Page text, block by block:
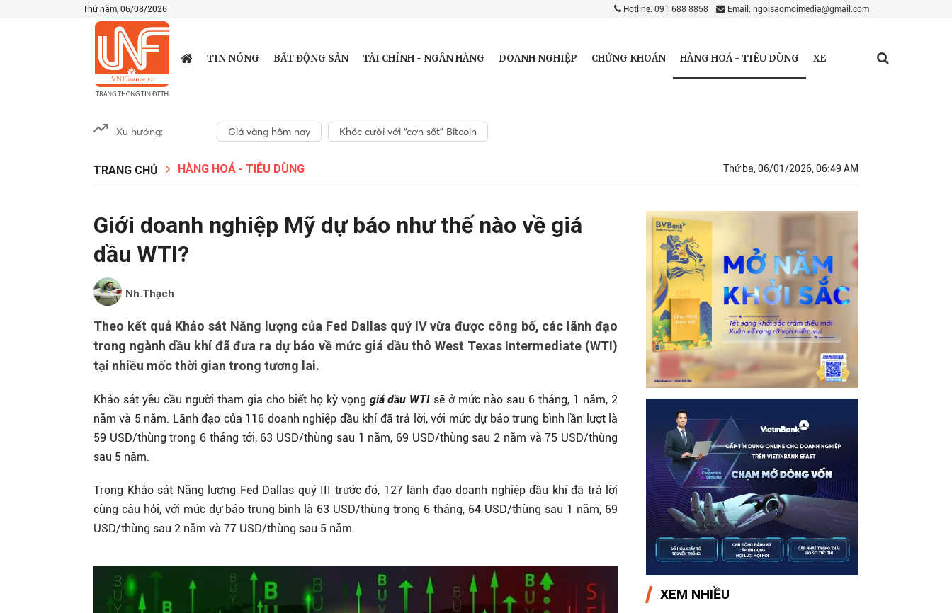
Thứ năm, 06/08/2026 Hotline: 091 688 8858 Email: ngoisaomoimedia@gmail.com
TIN NÓNG BẤT ĐỘNG SẢN TÀI CHÍNH - NGÂN HÀNG DOANH NGHIỆP CHỨNG KHOÁN HÀNG HOÁ - TIÊU DÙNG XE
Xu hướng: Giá vàng hôm nay Khóc cười với “cơn sốt” Bitcoin
TRANG CHỦ HÀNG HOÁ - TIÊU DÙNG Thứ ba, 06/01/2026, 06:49 AM
Giới doanh nghiệp Mỹ dự báo như thế nào về giá
dầu WTI?
Nh.Thạch
Theo kết quả Khảo sát Năng lượng của Fed Dallas quý IV vừa được công bố, các lãnh đạo
trong ngành dầu khí đã đưa ra dự báo về mức giá dầu thô West Texas Intermediate (WTI)
tại nhiều mốc thời gian trong tương lai.
Khảo sát yêu cầu người tham gia cho biết họ kỳ vọng giá dầu WTI sẽ ở mức nào sau 6 tháng, 1 năm, 2
năm và 5 năm. Lãnh đạo của 116 doanh nghiệp dầu khí đã trả lời, với mức dự báo trung bình lần lượt là
59 USD/thùng trong 6 tháng tới, 63 USD/thùng sau 1 năm, 69 USD/thùng sau 2 năm và 75 USD/thùng
sau 5 năm.
Trong Khảo sát Năng lượng Fed Dallas quý III trước đó, 127 lãnh đạo doanh nghiệp dầu khí đã trả lời
cùng câu hỏi, với mức dự báo trung bình là 63 USD/thùng trong 6 tháng, 64 USD/thùng sau 1 năm, 69
USD/thùng sau 2 năm và 77 USD/thùng sau 5 năm.
XEM NHIỀU